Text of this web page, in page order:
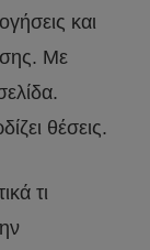
και
Με
θέσεις.
τι